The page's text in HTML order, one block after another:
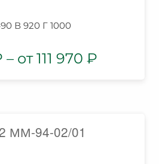
В 920 Г 1000
– 111 970 ₽
ММ-94-02/01